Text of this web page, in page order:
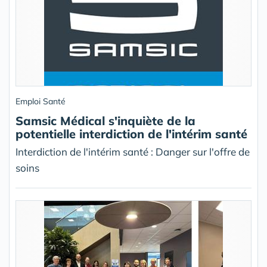
Emploi Santé
Samsic Médical s'inquiète de la
potentielle interdiction de l'intérim santé
Interdiction de l'intérim santé : Danger sur l'offre de
soins